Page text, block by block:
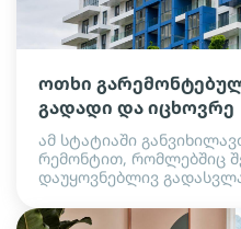
ოთხი
გადადი და იცხოვრე
ამ სტატიაში
რემონტით, რომლებშიც
დაუყოვნებლივ